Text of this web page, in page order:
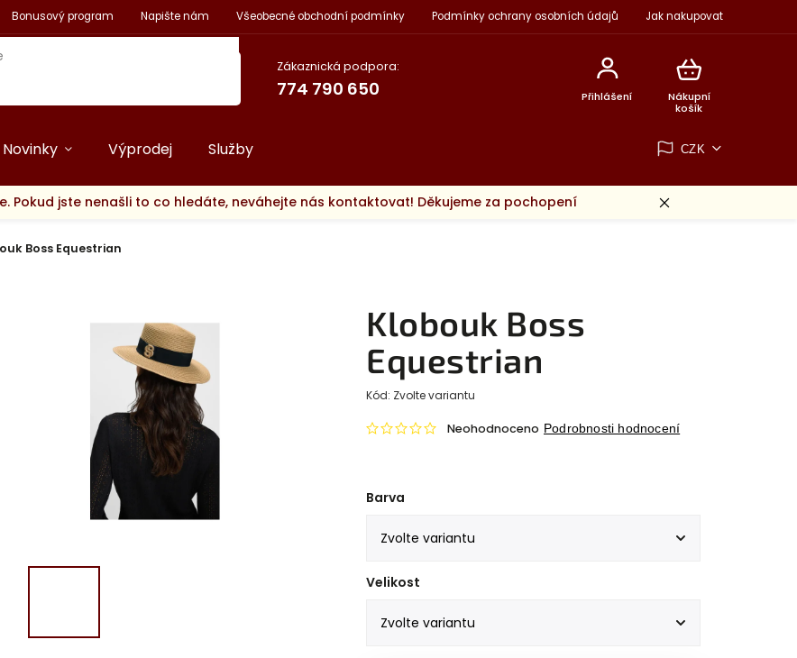
Bonusový program Napište nám Všeobecné obchodní podmínky Podmínky ochrany osobních údajů Jak nakupovat
Zákaznická podpora:
774 790 650
Nákupní
košík
Přihlášení
CZK
Novinky Výprodej Služby
Pokud jste nenašli to co hledáte, neváhejte nás kontaktovat! Děkujeme za pochopení
Boss Equestrian
Klobouk Boss
Equestrian
Kód: Zvolte variantu
Neohodnoceno Podrobnosti hodnocení
Barva
Velikost